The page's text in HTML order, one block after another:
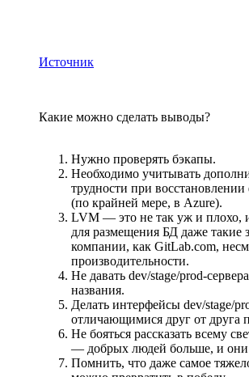
Источник
Какие можно сделать выводы?
Нужно проверять бэкапы.
Необходимо учитывать
трудности при
(по крайней мере, в Azure).
LVM ­— это не так уж и плохо,
для размещения БД даже такие
компании, как GitLab.com,
производительности.
Не давать dev/stage/prod-
названия.
Делать интерфейсы dev/stage/
отличающимися друг от друга
Не бояться рассказать всему
— добрых людей больше, и они
Помнить, что даже самое